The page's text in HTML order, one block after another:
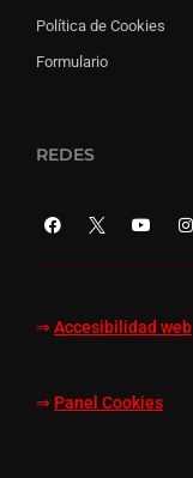
Política de Cookies
Formulario
REDES
⇒ Accesibilidad web
⇒ Panel Cookies